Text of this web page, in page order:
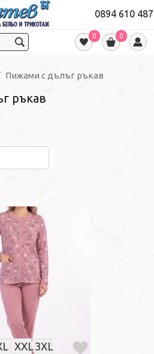
0894 610 487
0 0
Пижами с дълъг ръкав
ръкав
XXL3XL